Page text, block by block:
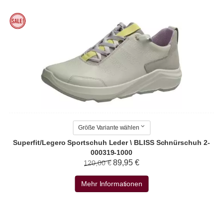
Größe Variante wählen
Superfit/Legero Sportschuh Leder \ BLISS Schnürschuh 2-
000319-1000
120,00 € 89,95 €
Mehr Informationen